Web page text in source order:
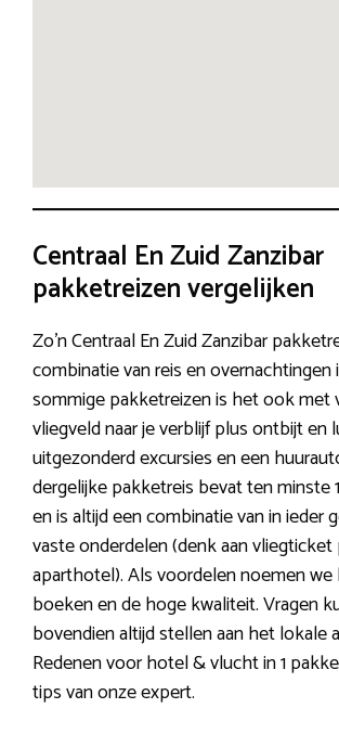
Centraal En Zuid Zanzibar
pakketreizen vergelijken
Zo’n Centraal En Zuid Zanzibar
combinatie van reis en overnachtingen
sommige pakketreizen is het ook met
vliegveld naar je verblijf plus ontbijt en
uitgezonderd excursies en een
dergelijke pakketreis bevat ten minste
en is altijd een combinatie van in ieder
vaste onderdelen (denk aan vliegticket
aparthotel). Als voordelen noemen
boeken en de hoge kwaliteit. Vragen
bovendien altijd stellen aan het lokale
Redenen voor hotel & vlucht in 1
tips van onze expert.